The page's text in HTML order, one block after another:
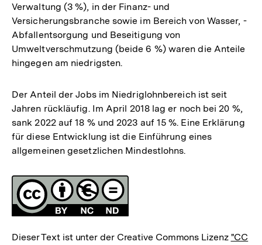
Verwaltung (3 %), in der Finanz- und
Versicherungsbranche sowie im Bereich von Wasser, ­
Abfallentsorgung und Beseitigung von
Umweltverschmutzung (beide 6 %) waren die Anteile
hingegen am niedrigsten.
Der Anteil der Jobs im Niedriglohnbereich ist seit
Jahren rückläufig. Im April 2018 lag er noch bei 20 %,
sank 2022 auf 18 % und 2023 auf 15 %. Eine Erklärung
für diese Entwicklung ist die Einführung eines
allgemeinen gesetzlichen Mindestlohns.
Fussnoten
Lizenz
Dieser Text ist unter der Creative Commons Lizenz "CC